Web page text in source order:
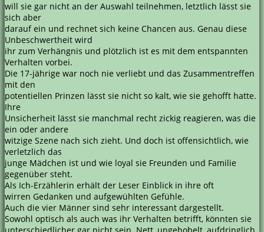
will sie gar nicht an der Auswahl teilnehmen, letztlich lässt sie
sich aber
darauf ein und rechnet sich keine Chancen aus. Genau diese
Unbeschwertheit wird
ihr zum Verhängnis und plötzlich ist es mit dem entspannten
Verhalten vorbei.
Die 17-jährige war noch nie verliebt und das Zusammentreffen
mit den
potentiellen Prinzen lässt sie nicht so kalt, wie sie gehofft hatte.
Ihre
Unsicherheit lässt sie manchmal recht zickig reagieren, was die
ein oder andere
witzige Szene nach sich zieht. Und doch ist offensichtlich, wie
verletzlich das
junge Mädchen ist und wie loyal sie Freunden und Familie
gegenüber steht.
Als Ich-Erzählerin erhält der Leser Einblick in ihre oft
wirren Gedanken und aufgewühlten Gefühle.
Auch die vier Männer sind sehr interessant dargestellt.
Sowohl optisch als auch was ihr Verhalten betrifft, könnten sie